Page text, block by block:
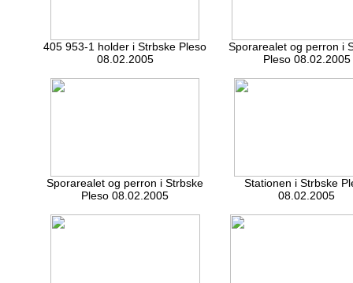
405 953-1 holder i Strbske Pleso
08.02.2005
Sporarealet og perron i
Pleso 08.02.2005
Sporarealet og perron i Strbske
Pleso 08.02.2005
Stationen i Strbske
08.02.2005